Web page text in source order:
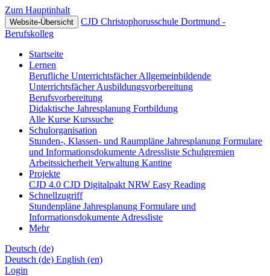
Zum Hauptinhalt
Website-Übersicht
CJD Christophorusschule Dortmund -
Berufskolleg
Startseite
Lernen
Berufliche UnterrichtsfächerAllgemeinbildende
UnterrichtsfächerAusbildungsvorbereitung
Berufsvorbereitung
Didaktische Jahresplanung Fortbildung
Alle Kurse Kurssuche
Schulorganisation
Stunden-, Klassen- und Raumpläne Jahresplanung Formulare
und Informationsdokumente Adressliste Schulgremien
Arbeitssicherheit Verwaltung Kantine
Projekte
CJD 4.0 CJD Digitalpakt NRW Easy Reading
Schnellzugriff
Stundenpläne Jahresplanung Formulare und
Informationsdokumente Adressliste
Mehr
Deutsch ‎(de)‎
Deutsch ‎(de)‎ English ‎(en)‎
Login